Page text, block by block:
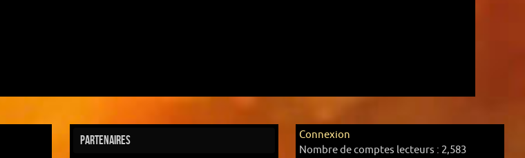
Partenaires
Connexion
Nombre de comptes lecteurs : 2,583